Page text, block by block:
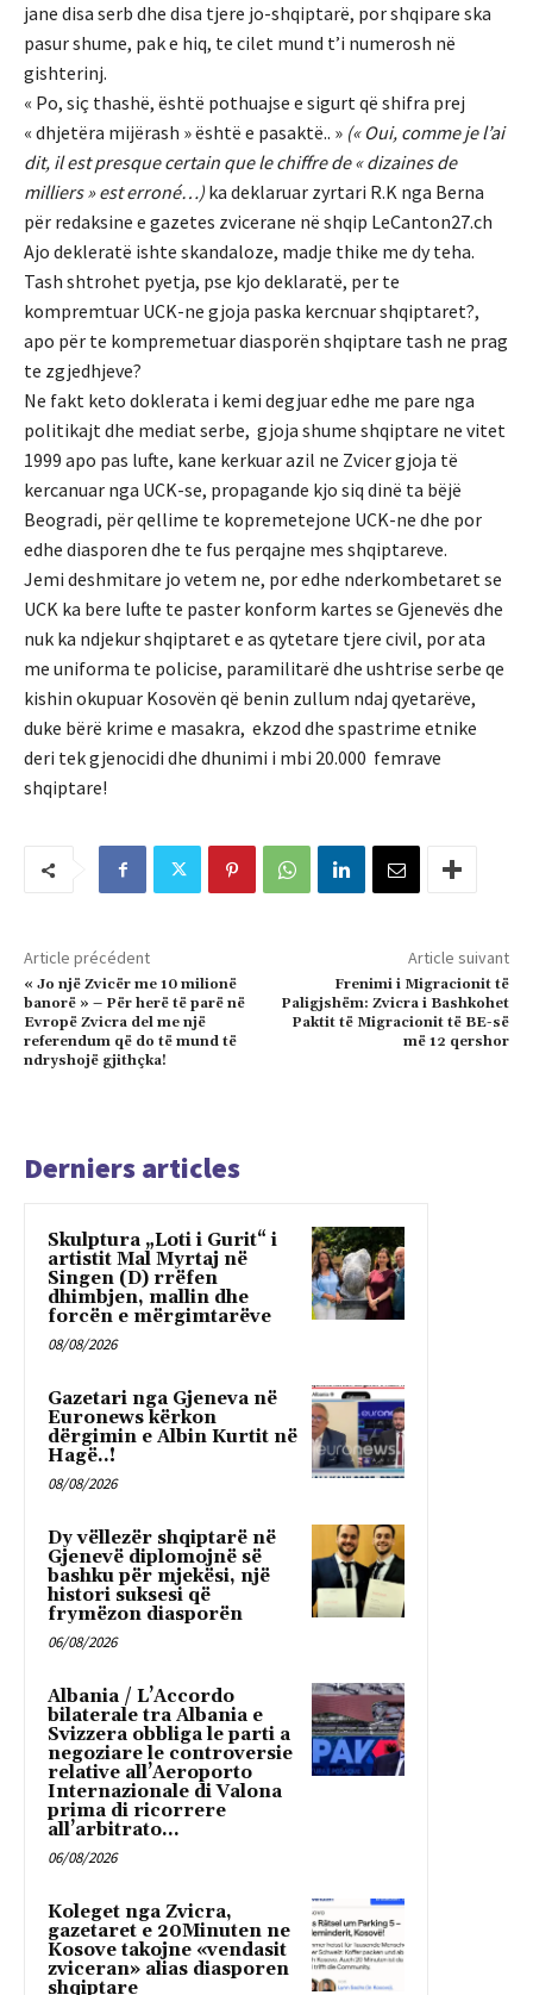
jane disa serb dhe disa tjere jo-shqiptarë, por shqipare ska
pasur shume, pak e hiq, te cilet mund t’i numerosh në
gishterinj.
« Po, siç thashë, është pothuajse e sigurt që shifra prej
« dhjetëra mijërash » është e pasaktë.. » (« Oui, comme je l’ai
dit, il est presque certain que le chiffre de « dizaines de
milliers » est erroné…) ka deklaruar zyrtari R.K nga Berna
për redaksine e gazetes zvicerane në shqip LeCanton27.ch
Ajo dekleratë ishte skandaloze, madje thike me dy teha.
Tash shtrohet pyetja, pse kjo deklaratë, per te
kompremtuar UCK-ne gjoja paska kercnuar shqiptaret?,
apo për te kompremetuar diasporën shqiptare tash ne prag
te zgjedhjeve?
Ne fakt keto doklerata i kemi degjuar edhe me pare nga
politikajt dhe mediat serbe, gjoja shume shqiptare ne vitet
1999 apo pas lufte, kane kerkuar azil ne Zvicer gjoja të
kercanuar nga UCK-se, propagande kjo siq dinë ta bëjë
Beogradi, për qellime te kopremetejone UCK-ne dhe por
edhe diasporen dhe te fus perqajne mes shqiptareve.
Jemi deshmitare jo vetem ne, por edhe nderkombetaret se
UCK ka bere lufte te paster konform kartes se Gjenevës dhe
nuk ka ndjekur shqiptaret e as qytetare tjere civil, por ata
me uniforma te policise, paramilitarë dhe ushtrise serbe qe
kishin okupuar Kosovën që benin zullum ndaj qyetarëve,
duke bërë krime e masakra, ekzod dhe spastrime etnike
deri tek gjenocidi dhe dhunimi i mbi 20.000 femrave
shqiptare!
Article précédent
« Jo një Zvicër me 10 milionë
banorë » – Për herë të parë në
Evropë Zvicra del me një
referendum që do të mund të
ndryshojë gjithçka!
Article suivant
Frenimi i Migracionit të
Paligjshëm: Zvicra i Bashkohet
Paktit të Migracionit të BE-së
më 12 qershor
Derniers articles
Skulptura „Loti i Gurit“ i
artistit Mal Myrtaj në
Singen (D) rrëfen
dhimbjen, mallin dhe
forcën e mërgimtarëve
08/08/2026
Gazetari nga Gjeneva në
Euronews kërkon
dërgimin e Albin Kurtit në
Hagë..!
08/08/2026
Dy vëllezër shqiptarë në
Gjenevë diplomojnë së
bashku për mjekësi, një
histori suksesi që
frymëzon diasporën
06/08/2026
Albania / L’Accordo
bilaterale tra Albania e
Svizzera obbliga le parti a
negoziare le controversie
relative all’Aeroporto
Internazionale di Valona
prima di ricorrere
all’arbitrato...
06/08/2026
Koleget nga Zvicra,
gazetaret e 20Minuten ne
Kosove takojne «vendasit
zviceran» alias diasporen
shqiptare